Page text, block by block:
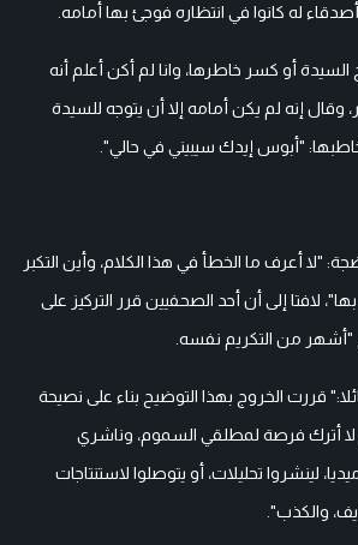
له كانوا في انتظاره فوجئ بها أمامه.
السيدة أو كسر خاطرها، وانا لم أكن أعلم أنه
وقال إنه لم يكن أمامه إلا أن يتوجه للسيدة
"أبوس إيدك سيبيني في حالي".
"لا أعرف ما الخطأ في هذا الكلام، وأين التكبر
لافتا إلى أن أحد الصحفيين قرر التركيز على
"أشهر من التكريم نفسه.
قررت الخروج بهذا التوضيح بناء على نصيحة
لا أترك فرصة لمطلقي السموم، وناشري
لينشروا تحليلات، أو يتوصلوا لاستنتاجات
والكذب".